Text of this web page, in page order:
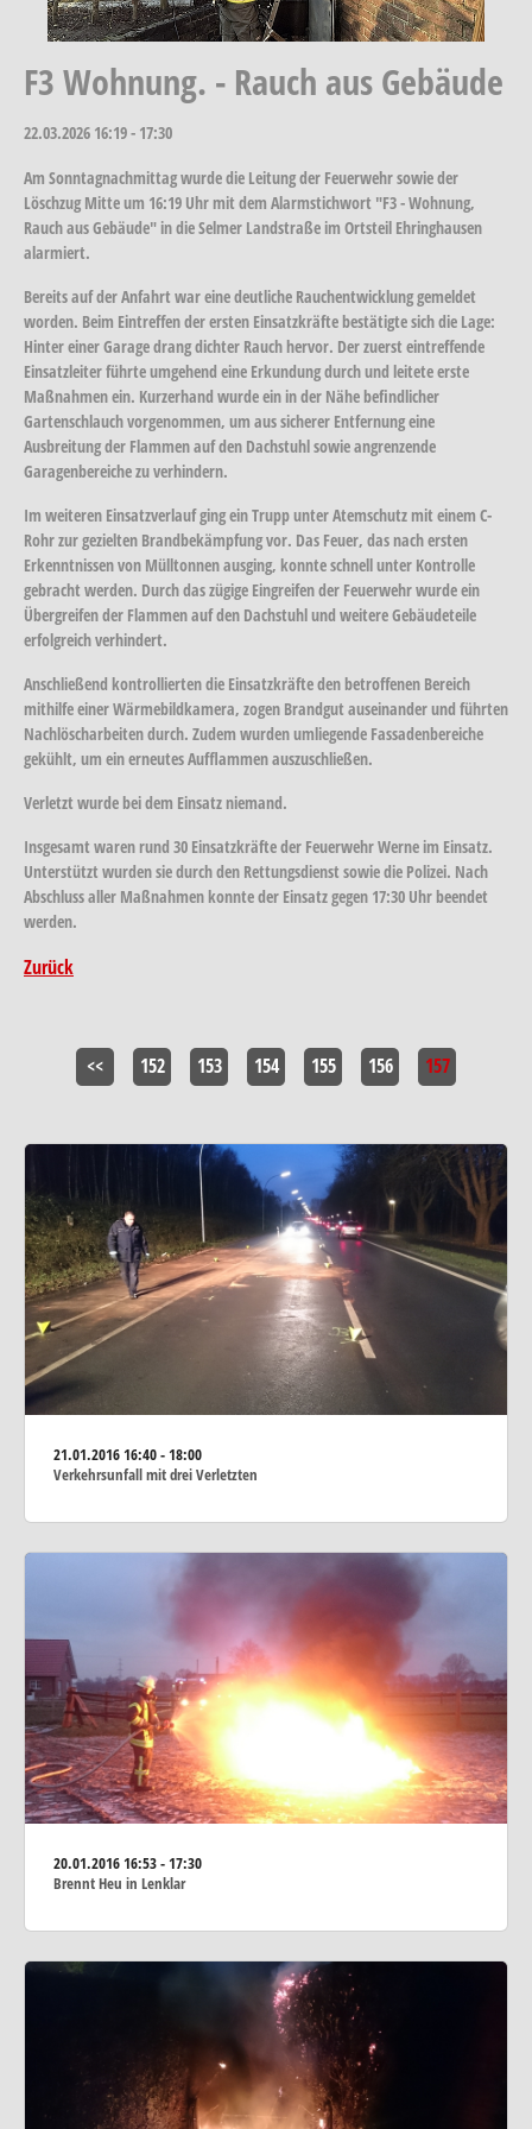
F3 Wohnung. - Rauch aus Gebäude
22.03.2026 16:19 - 17:30
Am Sonntagnachmittag wurde die Leitung der Feuerwehr sowie der
Löschzug Mitte um 16:19 Uhr mit dem Alarmstichwort "F3 - Wohnung,
Rauch aus Gebäude" in die Selmer Landstraße im Ortsteil Ehringhausen
alarmiert.
Bereits auf der Anfahrt war eine deutliche Rauchentwicklung gemeldet
worden. Beim Eintreffen der ersten Einsatzkräfte bestätigte sich die Lage:
Hinter einer Garage drang dichter Rauch hervor. Der zuerst eintreffende
Einsatzleiter führte umgehend eine Erkundung durch und leitete erste
Maßnahmen ein. Kurzerhand wurde ein in der Nähe befindlicher
Gartenschlauch vorgenommen, um aus sicherer Entfernung eine
Ausbreitung der Flammen auf den Dachstuhl sowie angrenzende
Garagenbereiche zu verhindern.
Im weiteren Einsatzverlauf ging ein Trupp unter Atemschutz mit einem C-
Rohr zur gezielten Brandbekämpfung vor. Das Feuer, das nach ersten
Erkenntnissen von Mülltonnen ausging, konnte schnell unter Kontrolle
gebracht werden. Durch das zügige Eingreifen der Feuerwehr wurde ein
Übergreifen der Flammen auf den Dachstuhl und weitere Gebäudeteile
erfolgreich verhindert.
Anschließend kontrollierten die Einsatzkräfte den betroffenen Bereich
mithilfe einer Wärmebildkamera, zogen Brandgut auseinander und führten
Nachlöscharbeiten durch. Zudem wurden umliegende Fassadenbereiche
gekühlt, um ein erneutes Aufflammen auszuschließen.
Verletzt wurde bei dem Einsatz niemand.
Insgesamt waren rund 30 Einsatzkräfte der Feuerwehr Werne im Einsatz.
Unterstützt wurden sie durch den Rettungsdienst sowie die Polizei. Nach
Abschluss aller Maßnahmen konnte der Einsatz gegen 17:30 Uhr beendet
werden.
Zurück
<< 152 153 154 155 156 157
21.01.201616:40 - 18:00
Verkehrsunfall mit drei Verletzten
20.01.201616:53 - 17:30
Brennt Heu in Lenklar